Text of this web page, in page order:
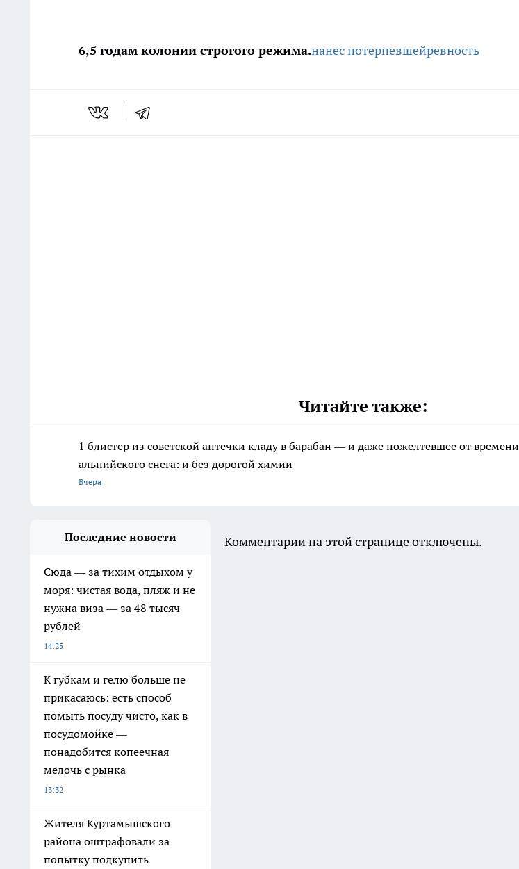
6,5 годам колонии строгого режима.нанес потерпевшейревность
Читайте также:
1 блистер из советской аптечки кладу в барабан — и даже пожелтевшее от
альпийского снега: и без дорогой химии
Вчера
Последние новости
Сюда — за тихим отдыхом у
моря: чистая вода, пляж и не
нужна виза — за 48 тысяч
рублей
14:25
К губкам и гелю больше не
прикасаюсь: есть способ
помыть посуду чисто, как в
посудомойке —
понадобится копеечная
мелочь с рынка
13:32
Жителя Куртамышского
района оштрафовали за
попытку подкупить
Комментарии на этой странице отключены.